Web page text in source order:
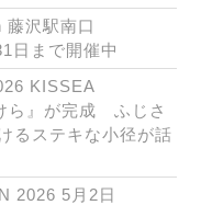
沢駅南口
日まで開催中
KISSEA
ら』が完成 ふじさ
るステキな小径が話
2026 5月2日